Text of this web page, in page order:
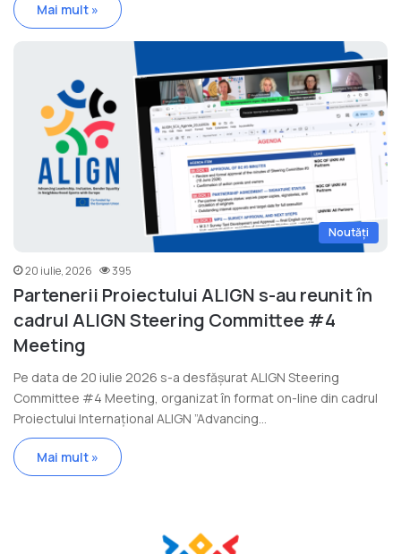
Mai mult »
Noutăți
20 iulie, 2026 395
Partenerii Proiectului ALIGN s-au reunit în
cadrul ALIGN Steering Committee #4
Meeting
Pe data de 20 iulie 2026 s-a desfășurat ALIGN Steering
Committee #4 Meeting, organizat în format on-line din cadrul
Proiectului Internațional ALIGN ”Advancing…
Mai mult »